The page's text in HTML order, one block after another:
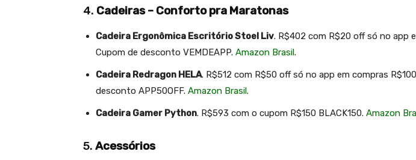
4. Cadeiras – Conforto pra Maratonas
Cadeira Ergonômica Escritório Stoel Liv. R$402 com R$20 off só no app
Cupom de desconto VEMDEAPP. Amazon Brasil.
Cadeira Redragon HELA. R$512 com R$50 off só no app em compras
desconto APP50OFF. Amazon Brasil.
Cadeira Gamer Python. R$593 com o cupom R$150 BLACK150. Amazon
5. Acessórios